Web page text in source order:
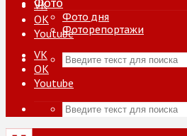
VK
ОК
Youtube
Фото
Фото дня
Фоторепортажи
VK
ОК
Youtube